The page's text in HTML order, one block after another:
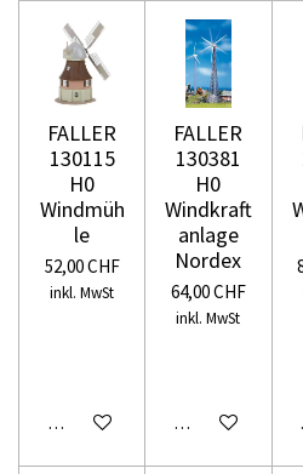
FALLER
130115
H0
Windmüh
le
52,00 CHF
inkl. MwSt
In den Warenkorb
FALLER
130381
H0
Windkraft
anlage
Nordex
64,00 CHF
inkl. MwSt
In den Warenkorb